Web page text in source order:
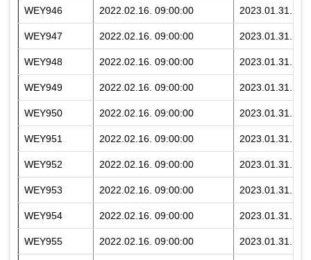
WEY946 2022.02.16. 09:00:00 2023.01.31.
WEY947 2022.02.16. 09:00:00 2023.01.31.
WEY948 2022.02.16. 09:00:00 2023.01.31.
WEY949 2022.02.16. 09:00:00 2023.01.31.
WEY950 2022.02.16. 09:00:00 2023.01.31.
WEY951 2022.02.16. 09:00:00 2023.01.31.
WEY952 2022.02.16. 09:00:00 2023.01.31.
WEY953 2022.02.16. 09:00:00 2023.01.31.
WEY954 2022.02.16. 09:00:00 2023.01.31.
WEY955 2022.02.16. 09:00:00 2023.01.31.